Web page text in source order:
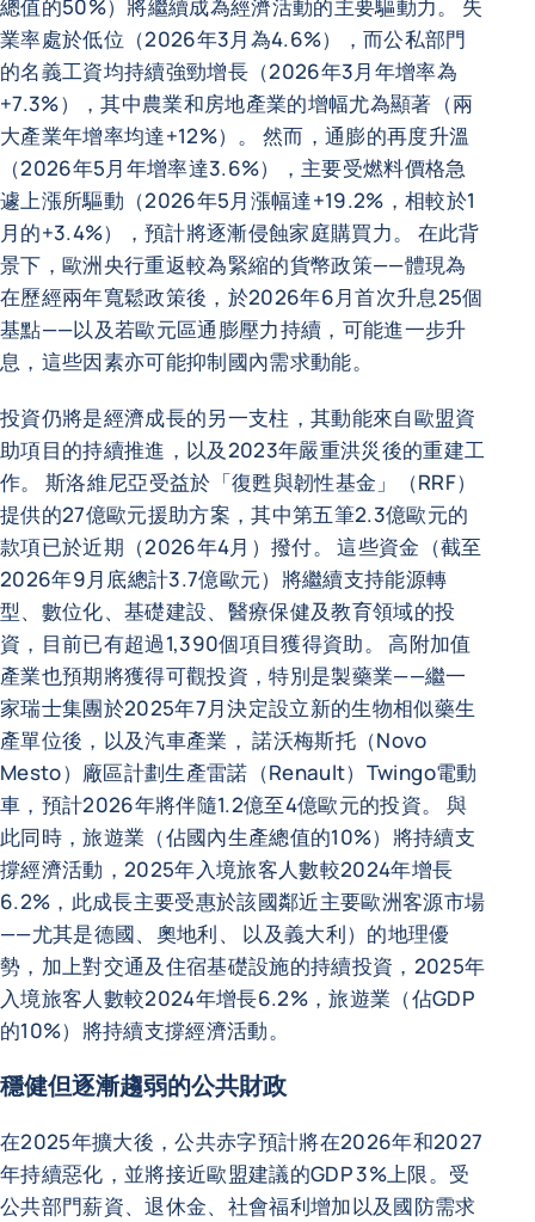
總值的50%）將繼續成為經濟活動的主要驅動力。 失
業率處於低位（2026年3月為4.6%），而公私部門
的名義工資均持續強勁增長（2026年3月年增率為
+7.3%），其中農業和房地產業的增幅尤為顯著（兩
大產業年增率均達+12%）。 然而，通膨的再度升溫
（2026年5月年增率達3.6%），主要受燃料價格急
遽上漲所驅動（2026年5月漲幅達+19.2%，相較於1
月的+3.4%），預計將逐漸侵蝕家庭購買力。 在此背
景下，歐洲央行重返較為緊縮的貨幣政策——體現為
在歷經兩年寬鬆政策後，於2026年6月首次升息25個
基點——以及若歐元區通膨壓力持續，可能進一步升
息，這些因素亦可能抑制國內需求動能。
投資仍將是經濟成長的另一支柱，其動能來自歐盟資
助項目的持續推進，以及2023年嚴重洪災後的重建工
作。 斯洛維尼亞受益於「復甦與韌性基金」（RRF）
提供的27億歐元援助方案，其中第五筆2.3億歐元的
款項已於近期（2026年4月）撥付。 這些資金（截至
2026年9月底總計3.7億歐元）將繼續支持能源轉
型、數位化、基礎建設、醫療保健及教育領域的投
資，目前已有超過1,390個項目獲得資助。 高附加值
產業也預期將獲得可觀投資，特別是製藥業——繼一
家瑞士集團於2025年7月決定設立新的生物相似藥生
產單位後，以及汽車產業， 諾沃梅斯托（Novo
Mesto）廠區計劃生產雷諾（Renault）Twingo電動
車，預計2026年將伴隨1.2億至4億歐元的投資。 與
此同時，旅遊業（佔國內生產總值的10%）將持續支
撐經濟活動，2025年入境旅客人數較2024年增長
6.2%，此成長主要受惠於該國鄰近主要歐洲客源市場
——尤其是德國、奧地利、 以及義大利）的地理優
勢，加上對交通及住宿基礎設施的持續投資，2025年
入境旅客人數較2024年增長6.2%，旅遊業（佔GDP
的10%）將持續支撐經濟活動。
穩健但逐漸趨弱的公共財政
在2025年擴大後，公共赤字預計將在2026年和2027
年持續惡化，並將接近歐盟建議的GDP 3%上限。受
公共部門薪資、退休金、社會福利增加以及國防需求